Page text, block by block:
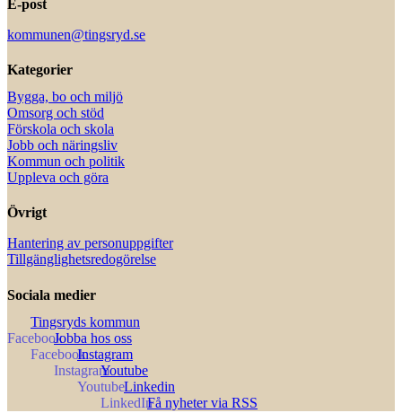
E-post
kommunen@tingsryd.se
Kategorier
Bygga, bo och miljö
Omsorg och stöd
Förskola och skola
Jobb och näringsliv
Kommun och politik
Uppleva och göra
Övrigt
Hantering av personuppgifter
Tillgänglighetsredogörelse
Sociala medier
Tingsryds kommun
Jobba hos oss
Instagram
Youtube
Linkedin
Få nyheter via RSS